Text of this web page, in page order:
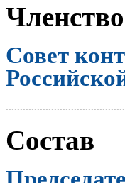
Членство
Совет
Состав